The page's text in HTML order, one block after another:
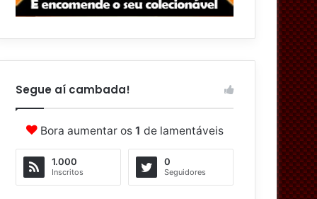
Segue aí cambada!
Bora aumentar os 1 de lamentáveis
1.000
Inscritos
0
Seguidores